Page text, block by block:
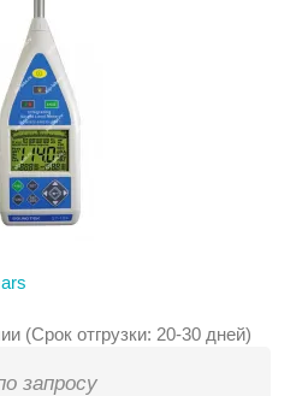
(Срок отгрузки: 20-30 дней)
запросу